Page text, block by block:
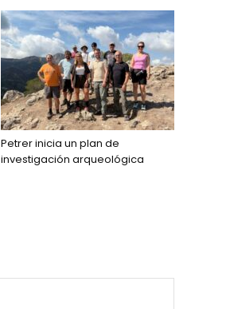
Petrer inicia un plan de
investigación arqueológica